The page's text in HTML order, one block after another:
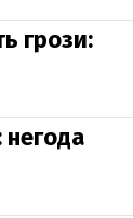
грози:
негода